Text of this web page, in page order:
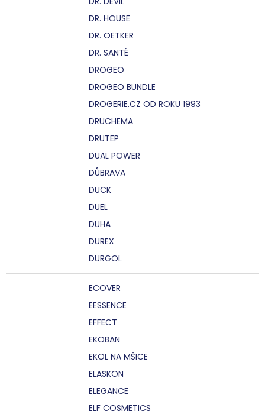
DR. HOUSE
DR. OETKER
DR. SANTÉ
DROGEO
DROGEO BUNDLE
DROGERIE.CZ OD ROKU 1993
DRUCHEMA
DRUTEP
DUAL POWER
DŮBRAVA
DUCK
DUEL
DUHA
DUREX
DURGOL
ECOVER
EESSENCE
EFFECT
EKOBAN
EKOL NA MŠICE
ELASKON
ELEGANCE
ELF COSMETICS